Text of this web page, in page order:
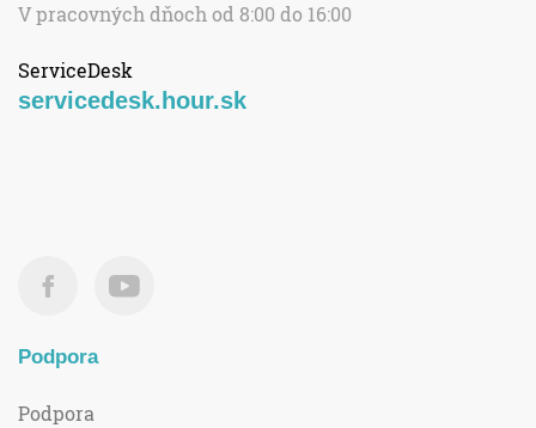
V pracovných dňoch od 8:00 do 16:00
ServiceDesk
servicedesk.hour.sk
Podpora
Podpora